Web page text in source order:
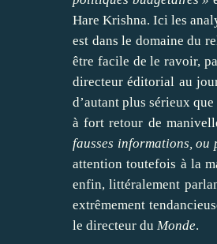
Hare Krishna. Ici les
est dans le domaine du
être facile de le ravoir,
directeur éditorial au
d’autant plus sérieux
à fort retour de
fausses informations, ou
attention toutefois à la
enfin, littéralement
extrêmement
le directeur du Monde.